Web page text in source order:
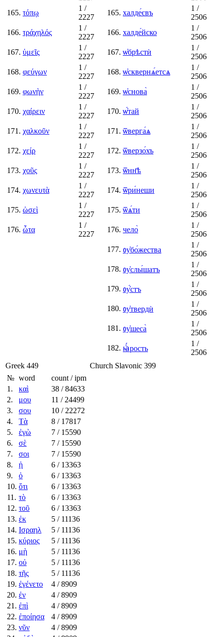
165. τόπῳ
1 /
2227
166. τράχηλός
1 /
2227
167. ὑμεῖς
1 /
2227
168. φεύγων
1 /
2227
169. φωνὴν
1 /
2227
170. χαίρειν
1 /
2227
171. χαλκοῦν
1 /
2227
172. χείρ
1 /
2227
173. χοῦς
1 /
2227
174. χωνευτὰ
1 /
2227
175. ὡσεὶ
1 /
2227
176. ὦτα
1 /
2227
165. халде́євъ
1 /
2506
166. халде́йско
1 /
2506
167. ѡ҆брѣстѝ
1 /
2506
168. ѡ҆сквернѧ́етсѧ
1 /
2506
169. ѡ҆снова̀
1 /
2506
170. ѡ҆́тай
1 /
2506
171. ѿверга́ѧ
1 /
2506
172. ѿверзо́хъ
1 /
2506
173. ѿнн҃ѣ
1 /
2506
174. ѿри́неши
1 /
2506
175. ѿѧ́ти
1 /
2506
176. чело̀
1 /
2506
177. ᲂу҆бо́жества
1 /
2506
178. ᲂу҆слы́шатъ
1 /
2506
179. ᲂу҆́стъ
1 /
2506
180. ᲂу҆твердѝ
1 /
2506
181. ᲂу҆шеса̀
1 /
2506
182. ꙗ҆́рость
1 /
2506
Greek 449 Church Slavonic 399
№ word
count / ipm
1.
καὶ 38 / 84633
2.
μου 11 / 24499
3.
σου 10 / 22272
4.
Τὰ 8 / 17817
5.
ἐγὼ 7 / 15590
6.
σὲ 7 / 15590
7.
σοι 7 / 15590
8.
ἡ 6 / 13363
9.
ὁ 6 / 13363
10. ὅτι 6 / 13363
11. τὸ 6 / 13363
12. τοῦ 6 / 13363
13. ἐκ 5 / 11136
14. Ισραηλ 5 / 11136
15. κύριος 5 / 11136
16. μὴ 5 / 11136
17. οὐ 5 / 11136
18. τῆς 5 / 11136
19. ἐγένετο 4 / 8909
20. ἐν 4 / 8909
21. ἐπὶ 4 / 8909
22. ἐποίησα 4 / 8909
23. νῦν 4 / 8909